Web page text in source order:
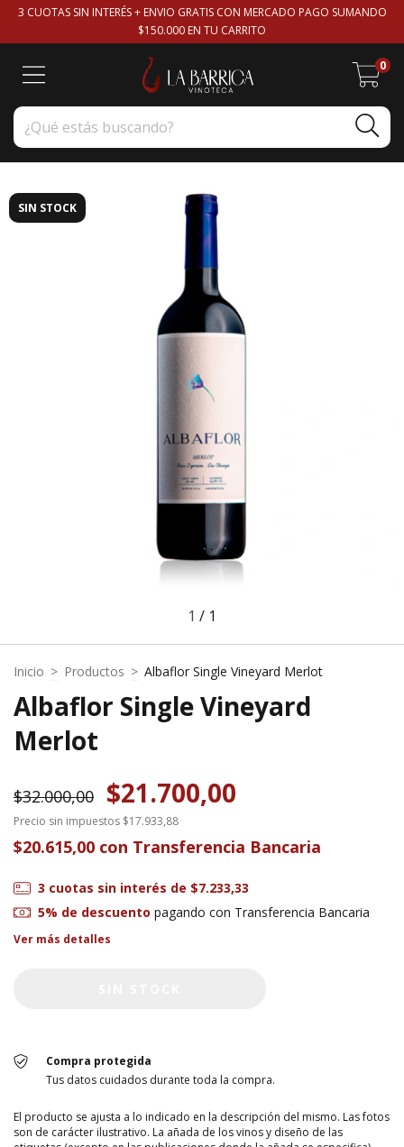
3 CUOTAS SIN INTERÉS + ENVIO GRATIS CON MERCADO PAGO SUMANDO
$150.000 EN TU CARRITO
0
SIN STOCK
1 / 1
Inicio > Productos > Albaflor Single Vineyard Merlot
Albaflor Single Vineyard
Merlot
$32.000,00 $21.700,00
Precio sin impuestos $17.933,88
$20.615,00 con Transferencia Bancaria
3 cuotas sin interés de $7.233,33
5% de descuento pagando con Transferencia Bancaria
Ver más detalles
Compra protegida
Tus datos cuidados durante toda la compra.
El producto se ajusta a lo indicado en la descripción del mismo. Las fotos
son de carácter ilustrativo. La añada de los vinos y diseño de las